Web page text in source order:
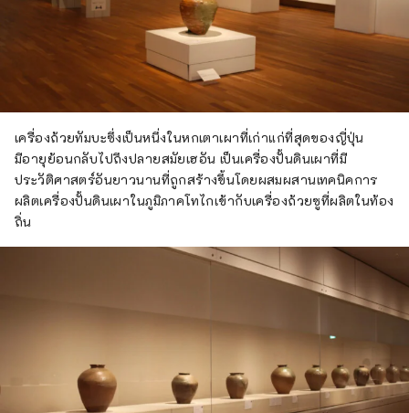
เครื่องถ้วยทัมบะซึ่งเป็นหนึ่งในหกเตาเผาที่เก่าแก่ที่สุดของญี่ปุ่น
มีอายุย้อนกลับไปถึงปลายสมัยเฮอัน เป็นเครื่องปั้นดินเผาที่มี
ประวัติศาสตร์อันยาวนานที่ถูกสร้างขึ้นโดยผสมผสานเทคนิคการ
ผลิตเครื่องปั้นดินเผาในภูมิภาคโทไกเข้ากับเครื่องถ้วยซูที่ผลิตในท้อง
ถิ่น